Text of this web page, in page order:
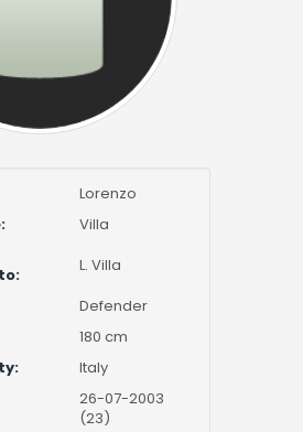
Lorenzo
Villa
L. Villa
Defender
180 cm
Italy
26-07-2003
(23)